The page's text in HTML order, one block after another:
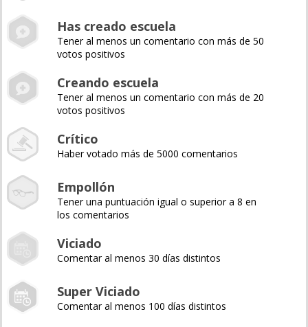
Has creado escuela
Tener al menos un comentario con más de 50
votos positivos
Creando escuela
Tener al menos un comentario con más de 20
votos positivos
Crítico
Haber votado más de 5000 comentarios
Empollón
Tener una puntuación igual o superior a 8 en
los comentarios
Viciado
Comentar al menos 30 días distintos
Super Viciado
Comentar al menos 100 días distintos